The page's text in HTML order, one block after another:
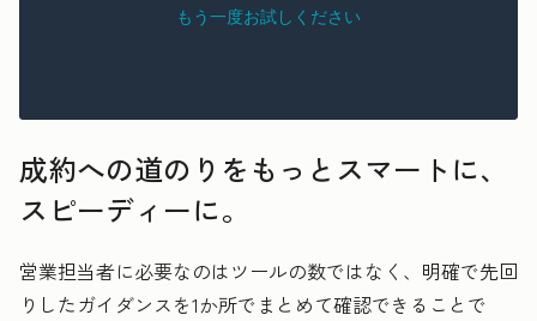
成約への道のりをもっとスマートに、
スピーディーに。
営業担当者に必要なのはツールの数ではなく、明確で先回
りしたガイダンスを1か所でまとめて確認できることで